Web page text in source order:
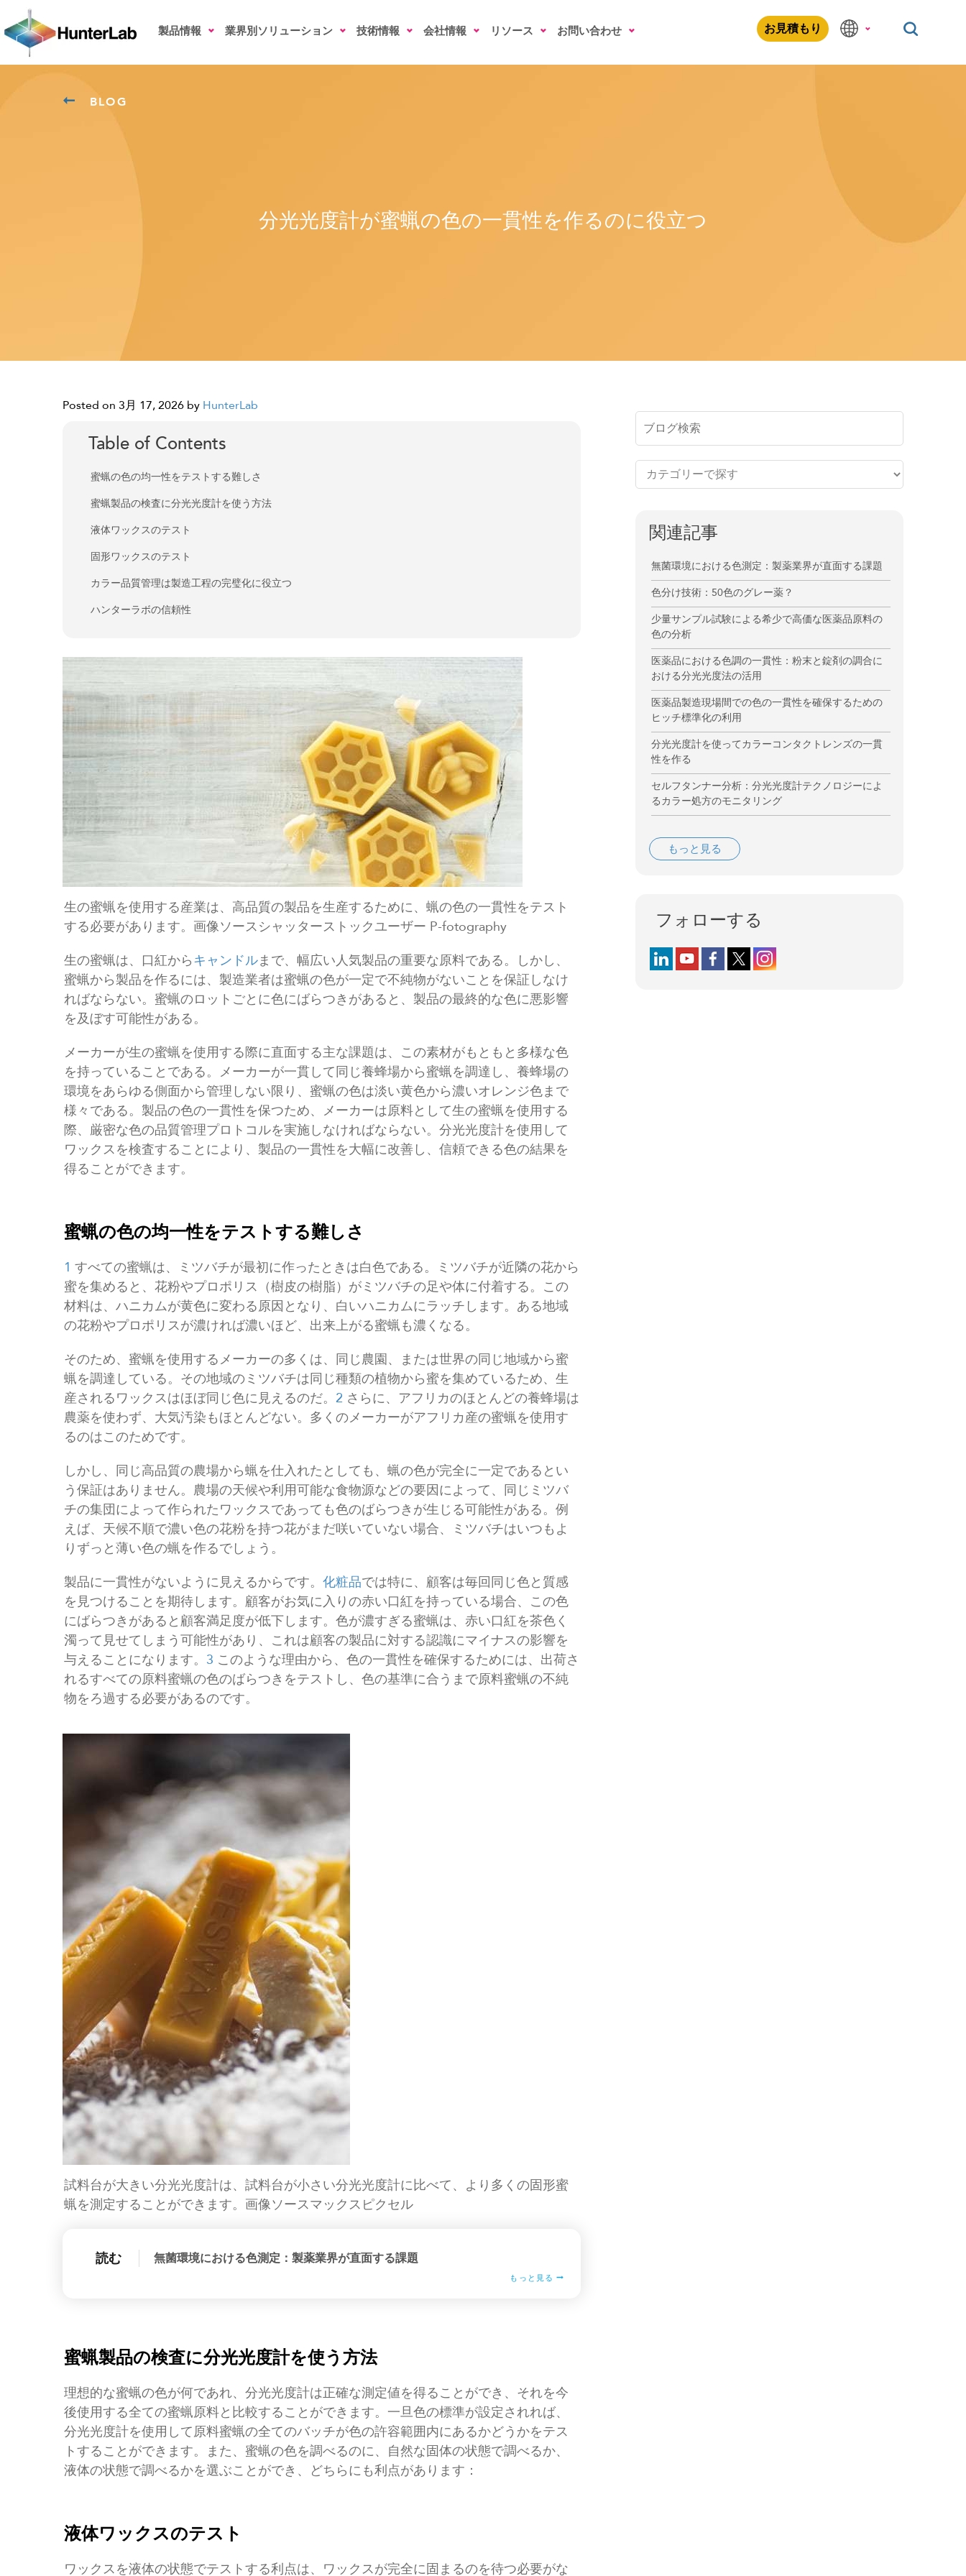
製品情報 業界別ソリューション 技術情報 会社情報 リソース お問い合わせ お見積もり
BLOG
分光光度計が蜜蝋の色の一貫性を作るのに役立つ
Posted on 3月 17, 2026 by HunterLab
Table of Contents
蜜蝋の色の均一性をテストする難しさ
蜜蝋製品の検査に分光光度計を使う方法
液体ワックスのテスト
固形ワックスのテスト
カラー品質管理は製造工程の完璧化に役立つ
ハンターラボの信頼性
生の蜜蝋を使用する産業は、高品質の製品を生産するために、蝋の色の一貫性をテスト
する必要があります。画像ソースシャッターストックユーザー P-fotography
生の蜜蝋は、口紅からキャンドルまで、幅広い人気製品の重要な原料である。しかし、
蜜蝋から製品を作るには、製造業者は蜜蝋の色が一定で不純物がないことを保証しなけ
ればならない。蜜蝋のロットごとに色にばらつきがあると、製品の最終的な色に悪影響
を及ぼす可能性がある。
メーカーが生の蜜蝋を使用する際に直面する主な課題は、この素材がもともと多様な色
を持っていることである。メーカーが一貫して同じ養蜂場から蜜蝋を調達し、養蜂場の
環境をあらゆる側面から管理しない限り、蜜蝋の色は淡い黄色から濃いオレンジ色まで
様々である。製品の色の一貫性を保つため、メーカーは原料として生の蜜蝋を使用する
際、厳密な色の品質管理プロトコルを実施しなければならない。分光光度計を使用して
ワックスを検査することにより、製品の一貫性を大幅に改善し、信頼できる色の結果を
得ることができます。
蜜蝋の色の均一性をテストする難しさ
1 すべての蜜蝋は、ミツバチが最初に作ったときは白色である。ミツバチが近隣の花から
蜜を集めると、花粉やプロポリス（樹皮の樹脂）がミツバチの足や体に付着する。この
材料は、ハニカムが黄色に変わる原因となり、白いハニカムにラッチします。ある地域
の花粉やプロポリスが濃ければ濃いほど、出来上がる蜜蝋も濃くなる。
そのため、蜜蝋を使用するメーカーの多くは、同じ農園、または世界の同じ地域から蜜
蝋を調達している。その地域のミツバチは同じ種類の植物から蜜を集めているため、生
産されるワックスはほぼ同じ色に見えるのだ。 2 さらに、アフリカのほとんどの養蜂場は
農薬を使わず、大気汚染もほとんどない。多くのメーカーがアフリカ産の蜜蝋を使用す
るのはこのためです。
しかし、同じ高品質の農場から蝋を仕入れたとしても、蝋の色が完全に一定であるとい
う保証はありません。農場の天候や利用可能な食物源などの要因によって、同じミツバ
チの集団によって作られたワックスであっても色のばらつきが生じる可能性がある。例
えば、天候不順で濃い色の花粉を持つ花がまだ咲いていない場合、ミツバチはいつもよ
りずっと薄い色の蝋を作るでしょう。
製品に一貫性がないように見えるからです。 化粧品では特に、顧客は毎回同じ色と質感
を見つけることを期待します。顧客がお気に入りの赤い口紅を持っている場合、この色
にばらつきがあると顧客満足度が低下します。色が濃すぎる蜜蝋は、赤い口紅を茶色く
濁って見せてしまう可能性があり、これは顧客の製品に対する認識にマイナスの影響を
与えることになります。 3 このような理由から、色の一貫性を確保するためには、出荷さ
れるすべての原料蜜蝋の色のばらつきをテストし、色の基準に合うまで原料蜜蝋の不純
物をろ過する必要があるのです。
試料台が大きい分光光度計は、試料台が小さい分光光度計に比べて、より多くの固形蜜
蝋を測定することができます。画像ソースマックスピクセル
読む 無菌環境における色測定：製薬業界が直面する課題
もっと見る
蜜蝋製品の検査に分光光度計を使う方法
理想的な蜜蝋の色が何であれ、分光光度計は正確な測定値を得ることができ、それを今
後使用する全ての蜜蝋原料と比較することができます。一旦色の標準が設定されれば、
分光光度計を使用して原料蜜蝋の全てのバッチが色の許容範囲内にあるかどうかをテス
トすることができます。また、蜜蝋の色を調べるのに、自然な固体の状態で調べるか、
液体の状態で調べるかを選ぶことができ、どちらにも利点があります：
液体ワックスのテスト
ワックスを液体の状態でテストする利点は、ワックスが完全に固まるのを待つ必要がな
関連記事
無菌環境における色測定：製薬業界が直面する課題
色分け技術：50色のグレー薬？
少量サンプル試験による希少で高価な医薬品原料の
色の分析
医薬品における色調の一貫性：粉末と錠剤の調合に
おける分光光度法の活用
医薬品製造現場間での色の一貫性を確保するための
ヒッチ標準化の利用
分光光度計を使ってカラーコンタクトレンズの一貫
性を作る
セルフタンナー分析：分光光度計テクノロジーによ
るカラー処方のモニタリング
もっと見る
フォローする
Follow us on LinkedIn
Follow us on YouTube
Follow us on Facebook
Follow us on X (formerly Twitter)
Follow us on Instagram